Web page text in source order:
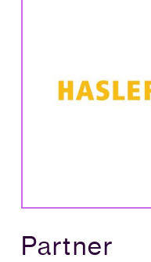
Partner